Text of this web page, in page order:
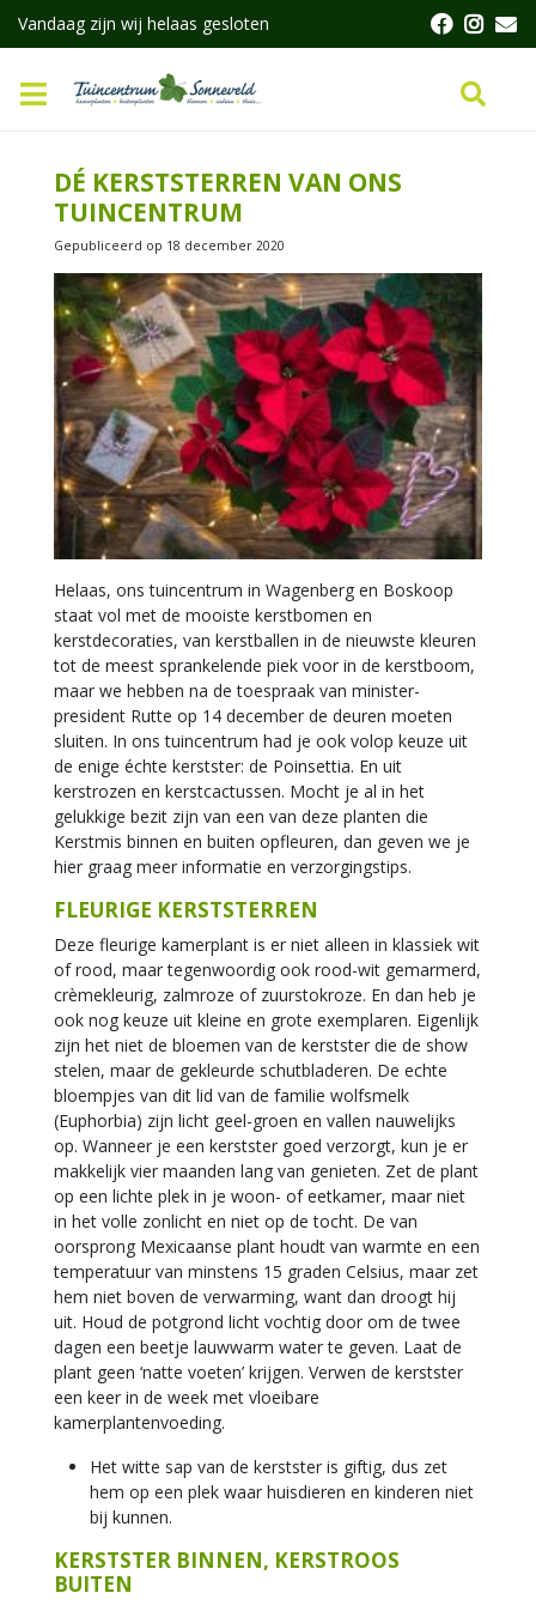
Vandaag zijn wij helaas gesloten
DÉ KERSTSTERREN VAN ONS
TUINCENTRUM
Gepubliceerd op 18 december 2020
Helaas, ons tuincentrum in Wagenberg en Boskoop
staat vol met de mooiste kerstbomen en
kerstdecoraties, van kerstballen in de nieuwste kleuren
tot de meest sprankelende piek voor in de kerstboom,
maar we hebben na de toespraak van minister-
president Rutte op 14 december de deuren moeten
sluiten. In ons tuincentrum had je ook volop keuze uit
de enige échte kerstster: de Poinsettia. En uit
kerstrozen en kerstcactussen. Mocht je al in het
gelukkige bezit zijn van een van deze planten die
Kerstmis binnen en buiten opfleuren, dan geven we je
hier graag meer informatie en verzorgingstips.
FLEURIGE KERSTSTERREN
Deze fleurige kamerplant is er niet alleen in klassiek wit
of rood, maar tegenwoordig ook rood-wit gemarmerd,
crèmekleurig, zalmroze of zuurstokroze. En dan heb je
ook nog keuze uit kleine en grote exemplaren. Eigenlijk
zijn het niet de bloemen van de kerstster die de show
stelen, maar de gekleurde schutbladeren. De echte
bloempjes van dit lid van de familie wolfsmelk
(Euphorbia) zijn licht geel-groen en vallen nauwelijks
op. Wanneer je een kerstster goed verzorgt, kun je er
makkelijk vier maanden lang van genieten. Zet de plant
op een lichte plek in je woon- of eetkamer, maar niet
in het volle zonlicht en niet op de tocht. De van
oorsprong Mexicaanse plant houdt van warmte en een
temperatuur van minstens 15 graden Celsius, maar zet
hem niet boven de verwarming, want dan droogt hij
uit. Houd de potgrond licht vochtig door om de twee
dagen een beetje lauwwarm water te geven. Laat de
plant geen ‘natte voeten’ krijgen. Verwen de kerstster
een keer in de week met vloeibare
kamerplantenvoeding.
Het witte sap van de kerstster is giftig, dus zet
hem op een plek waar huisdieren en kinderen niet
bij kunnen.
KERSTSTER BINNEN, KERSTROOS
BUITEN